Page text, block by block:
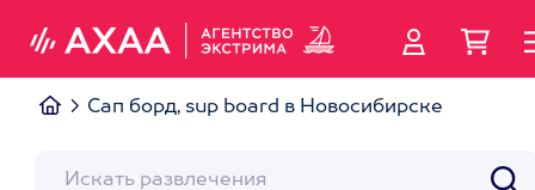
Сап борд, sup board в Новосибирске